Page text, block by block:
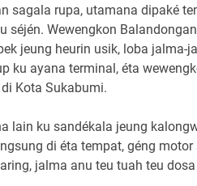
sagala rupa, utamana dipaké
séjén. Wewengkon
jeung heurin usik, loba jalma-
ku ayana terminal, éta
Kota Sukabumi.
lain ku sandékala jeung
di éta tempat, géng
jalma anu teu tuah teu